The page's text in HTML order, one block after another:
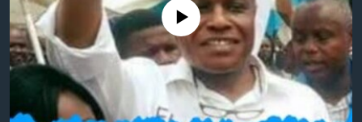
SÉCURITÉ
SCIENCE/TECHNOLOGIE
SPORTS
No media source currently available